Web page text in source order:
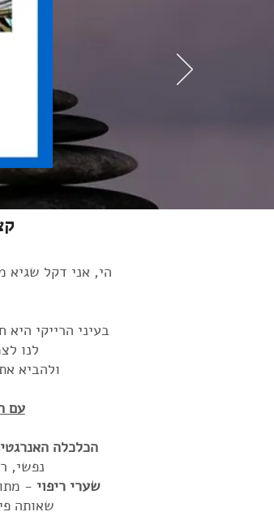
הי, אני דקל
בעיני הרייקי
לנו
ולהביא
עם
הכלכלה
נפשי,
שערי ריפוי -
שאותה